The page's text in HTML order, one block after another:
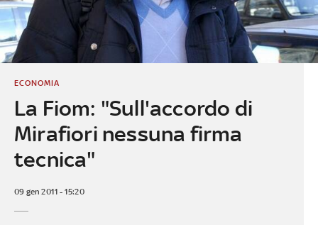
La Fiom: "Sull'accordo di
Mirafiori nessuna firma
tecnica"
ECONOMIA
09 gen 2011 - 15:20